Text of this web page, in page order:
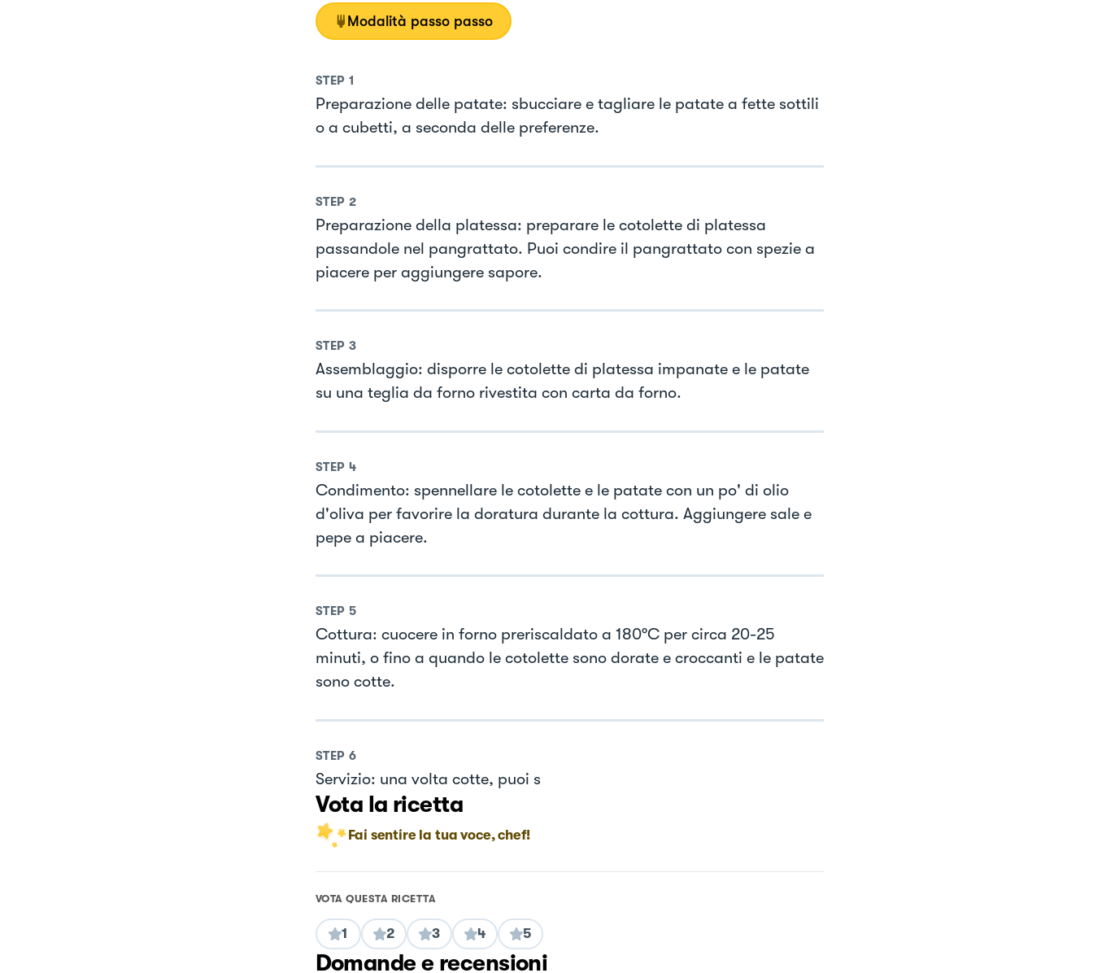
Modalità passo passo
STEP 1
Preparazione delle patate: sbucciare e tagliare le patate a fette sottili
o a cubetti, a seconda delle preferenze.
STEP 2
Preparazione della platessa: preparare le cotolette di platessa
passandole nel pangrattato. Puoi condire il pangrattato con spezie a
piacere per aggiungere sapore.
STEP 3
Assemblaggio: disporre le cotolette di platessa impanate e le patate
su una teglia da forno rivestita con carta da forno.
STEP 4
Condimento: spennellare le cotolette e le patate con un po' di olio
d'oliva per favorire la doratura durante la cottura. Aggiungere sale e
pepe a piacere.
STEP 5
Cottura: cuocere in forno preriscaldato a 180°C per circa 20-25
minuti, o fino a quando le cotolette sono dorate e croccanti e le patate
sono cotte.
STEP 6
Servizio: una volta cotte, puoi s
Vota la ricetta
Fai sentire la tua voce, chef!
VOTA QUESTA RICETTA
1 2 3 4 5
Domande e recensioni